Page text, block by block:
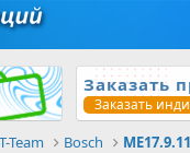
Заказать
Заказать
Team Bosch ME17.9.11